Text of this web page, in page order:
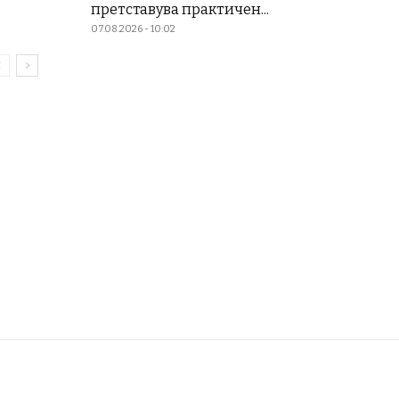
претставува практичен...
07.08.2026 - 10:02